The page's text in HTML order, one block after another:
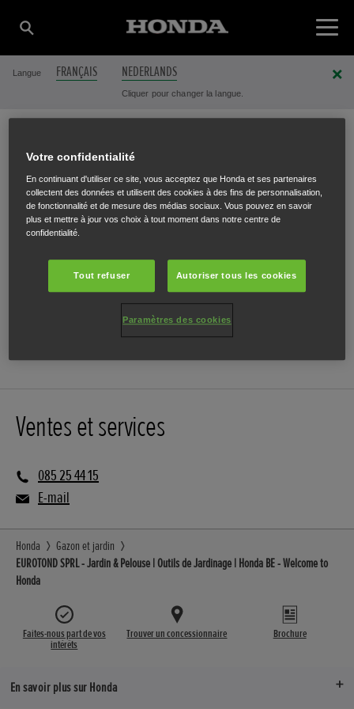
Langue FRANÇAIS NEDERLANDS
Cliquer pour changer la langue.
EUROTOND SPRL
Rue de Leumont 138
Ventes et services
085 25 44 15
E-mail
Honda
Gazon et jardin
EUROTOND SPRL - Jardin & Pelouse | Outils de Jardinage | Honda BE - Welcome to
Honda
Faites-nous part de vos
intérêts
Trouver un concessionnaire Brochure
En savoir plus sur Honda
Votre confidentialité
En continuant d'utiliser ce site, vous acceptez que Honda et ses partenaires
collectent des données et utilisent des cookies à des fins de personnalisation,
de fonctionnalité et de mesure des médias sociaux. Vous pouvez en savoir
plus et mettre à jour vos choix à tout moment dans notre centre de
confidentialité.
Tout refuser Autoriser tous les cookies
Paramètres des cookies